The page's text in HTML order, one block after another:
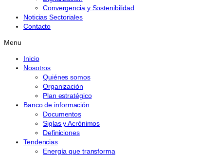
Convergencia y Sostenibilidad
Noticias Sectoriales
Contacto
Menu
Inicio
Nosotros
Quiénes somos
Organización
Plan estratégico
Banco de información
Documentos
Siglas y Acrónimos
Definiciones
Tendencias
Energía que transforma